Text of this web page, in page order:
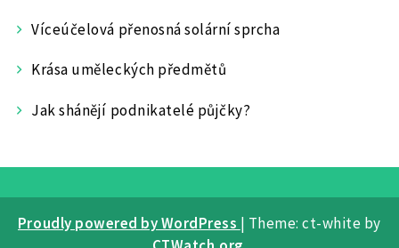
Víceúčelová přenosná solární sprcha
Krása uměleckých předmětů
Jak shánějí podnikatelé půjčky?
Proudly powered by WordPress | Theme: ct-white by